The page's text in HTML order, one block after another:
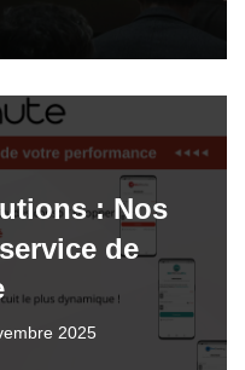
: Nos
de
2025